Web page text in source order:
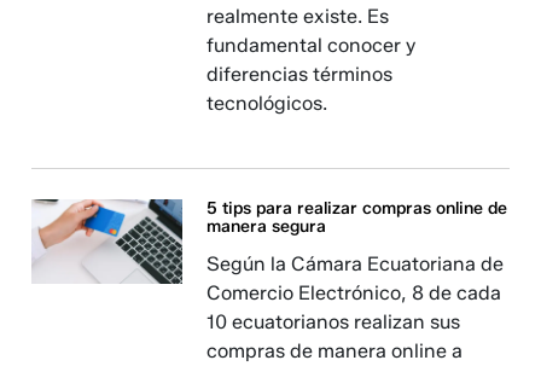
realmente existe. Es
fundamental conocer y
diferencias términos
tecnológicos.
5 tips para realizar compras online de
manera segura
Según la Cámara Ecuatoriana de
Comercio Electrónico, 8 de cada
10 ecuatorianos realizan sus
compras de manera online a